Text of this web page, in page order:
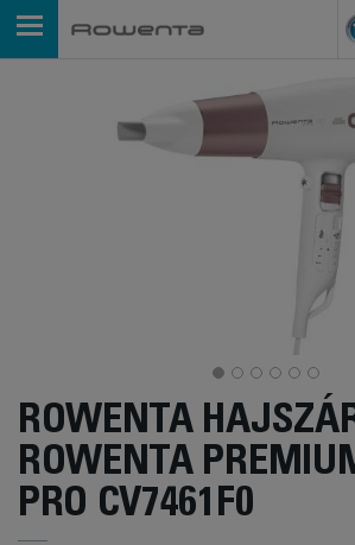
ROWENTA
ROWENTA
PRO CV7461F0